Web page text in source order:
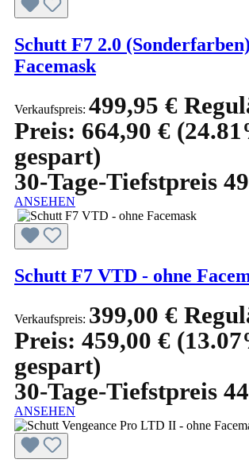
Schutt F7 2.0
Facemask
Verkaufspreis: 499,95 €
Preis: 664,90 €
gespart)
30-Tage-Tiefstpreis
ANSEHEN
Schutt F7 VTD - ohne
Verkaufspreis: 399,00 €
Preis: 459,00 €
gespart)
30-Tage-Tiefstpreis
ANSEHEN